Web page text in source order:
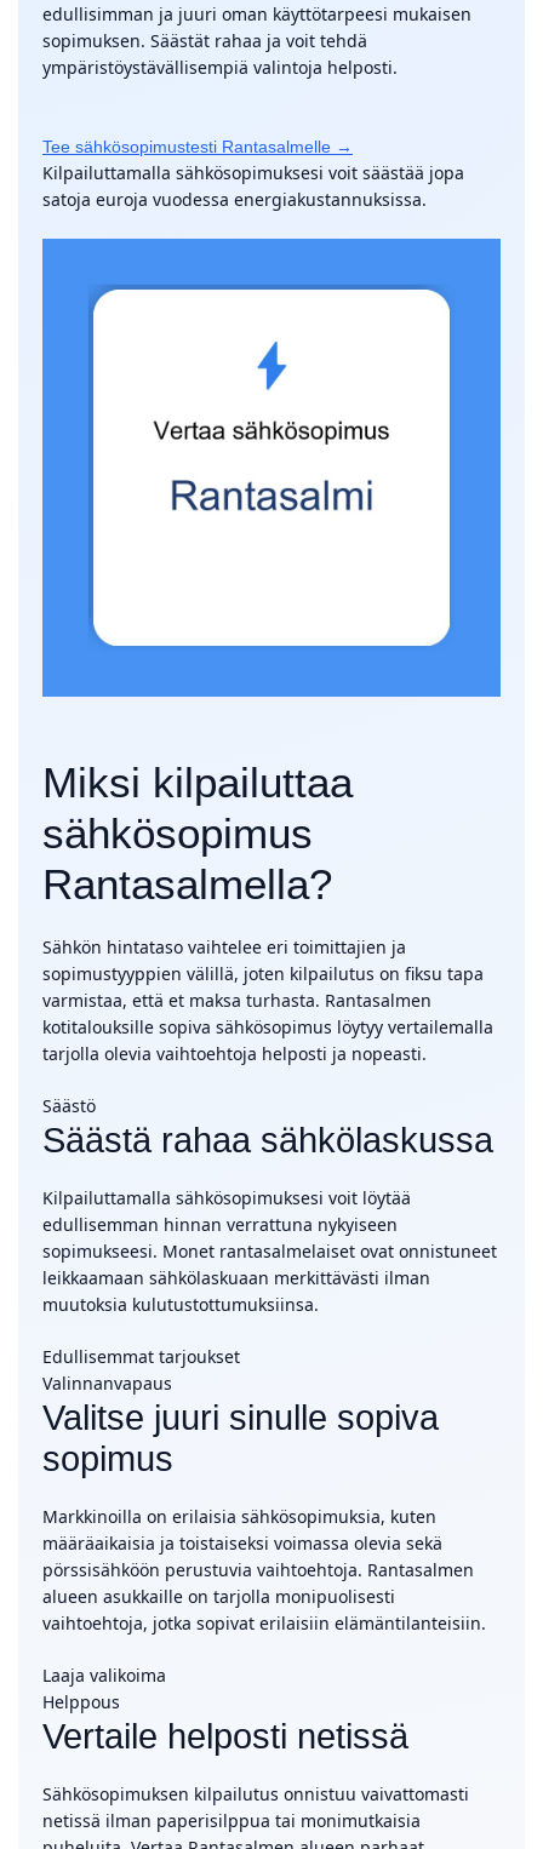
edullisimman ja juuri oman käyttötarpeesi mukaisen
sopimuksen. Säästät rahaa ja voit tehdä
ympäristöystävällisempiä valintoja helposti.
Tee sähkösopimustesti Rantasalmelle →
Kilpailuttamalla sähkösopimuksesi voit säästää jopa
satoja euroja vuodessa energiakustannuksissa.
Miksi kilpailuttaa
sähkösopimus
Rantasalmella?
Sähkön hintataso vaihtelee eri toimittajien ja
sopimustyyppien välillä, joten kilpailutus on fiksu tapa
varmistaa, että et maksa turhasta. Rantasalmen
kotitalouksille sopiva sähkösopimus löytyy vertailemalla
tarjolla olevia vaihtoehtoja helposti ja nopeasti.
Säästö
Säästä rahaa sähkölaskussa
Kilpailuttamalla sähkösopimuksesi voit löytää
edullisemman hinnan verrattuna nykyiseen
sopimukseesi. Monet rantasalmelaiset ovat onnistuneet
leikkaamaan sähkölaskuaan merkittävästi ilman
muutoksia kulutustottumuksiinsa.
Edullisemmat tarjoukset
Valinnanvapaus
Valitse juuri sinulle sopiva
sopimus
Markkinoilla on erilaisia sähkösopimuksia, kuten
määräaikaisia ja toistaiseksi voimassa olevia sekä
pörssisähköön perustuvia vaihtoehtoja. Rantasalmen
alueen asukkaille on tarjolla monipuolisesti
vaihtoehtoja, jotka sopivat erilaisiin elämäntilanteisiin.
Laaja valikoima
Helppous
Vertaile helposti netissä
Sähkösopimuksen kilpailutus onnistuu vaivattomasti
netissä ilman paperisilppua tai monimutkaisia